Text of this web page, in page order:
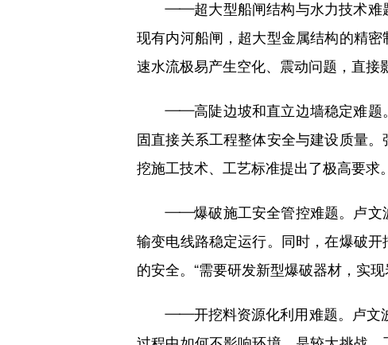
——超大型船闸结构与水力技术难题
现有内河船闸，超大型金属结构的精
速水流极易产生空化、震动问题，直接
——高陡边坡和直立边墙稳定难题。
固直接关系工程整体安全与建设质量
挖施工技术、工艺标准提出了极高要求。
——爆破施工安全管控难题。卢文波
输变电线路稳定运行。同时，在爆破
的安全。“需要研发新型爆破器材，实
——开挖料资源化利用难题。卢文波